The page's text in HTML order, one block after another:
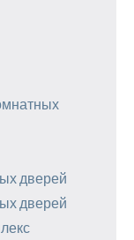
дверей
дверей